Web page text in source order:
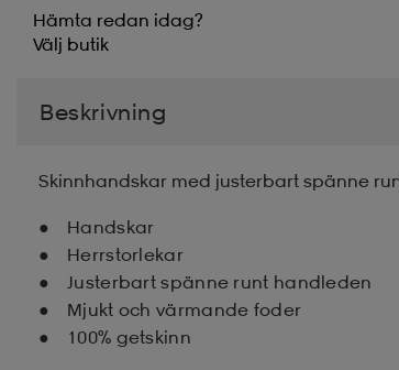
Hämta redan idag?
Välj butik
Beskrivning
Skinnhandskar med justerbart spänne
Handskar
Herrstorlekar
Justerbart spänne runt handleden
Mjukt och värmande foder
100% getskinn